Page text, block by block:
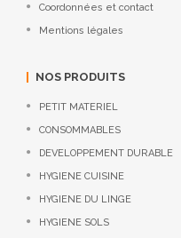
Coordonnées et contact
Mentions légales
NOS PRODUITS
PETIT MATERIEL
CONSOMMABLES
DEVELOPPEMENT DURABLE
HYGIENE CUISINE
HYGIENE DU LINGE
HYGIENE SOLS